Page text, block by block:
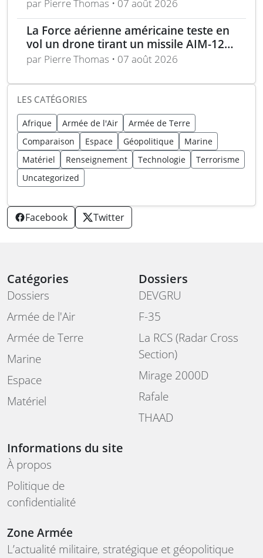
par Pierre Thomas • 07 août 2026
La Force aérienne américaine teste en
vol un drone tirant un missile AIM-120
en conditions réelles
par Pierre Thomas • 07 août 2026
LES CATÉGORIES
Afrique Armée de l'Air
Armée de Terre
Comparaison
Espace Géopolitique
Marine
Matériel
Renseignement Technologie
Terrorisme
Uncategorized
Facebook Twitter
Catégories
Dossiers
Armée de l'Air
Armée de Terre
Marine
Espace
Matériel
Dossiers
DEVGRU
F-35
La RCS (Radar Cross
Section)
Mirage 2000D
Rafale
THAAD
Informations du site
À propos
Politique de
confidentialité
Zone Armée
L’actualité militaire, stratégique et géopolitique